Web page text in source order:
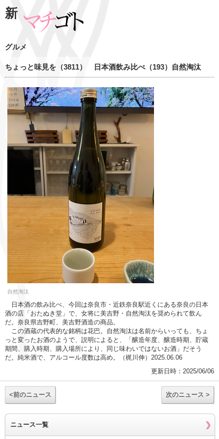
新
グルメ
ちょっと味見を（3811） 日本酒飲み比べ（193）自然淘汰
自然淘汰
日本酒の飲み比べ、今回は奈良市・近鉄奈良駅近くにある奈良の日本
酒の店「おたぬき堂」で、女将に美吉野・自然淘汰を奨められて飲ん
だ。奈良県吉野町、美吉野酒造の商品。
この酒蔵の代表的な銘柄は花巴。自然淘汰は名前からいっても、ちょ
っと変ったお酒のようで、説明によると、「醸造年度、醸造時期、貯蔵
期間、購入時期、購入場所により、同じ味わいではないお酒」だそう
だ。純米酒で、アルコール度数は高め。（梶川伸）2025.06.06
更新日時：2025/06/06
<前のニュース 次のニュース >
ニュース一覧